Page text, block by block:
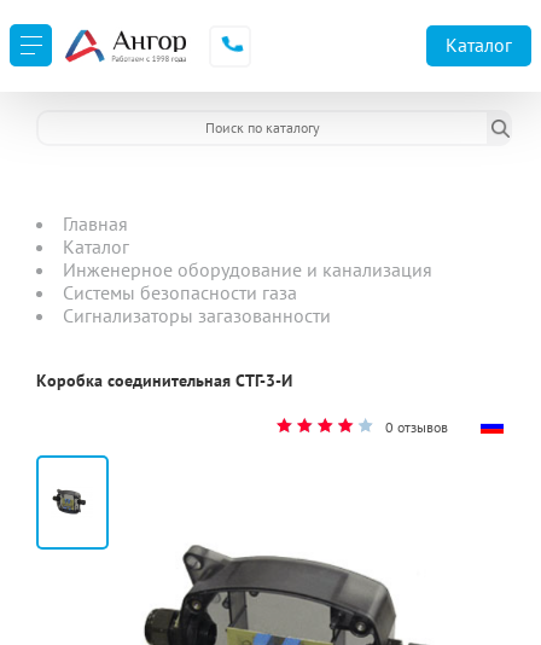
Каталог
Главная
Каталог
Инженерное оборудование и канализация
Системы безопасности газа
Сигнализаторы загазованности
Коробка соединительная СТГ-3-И
0 отзывов